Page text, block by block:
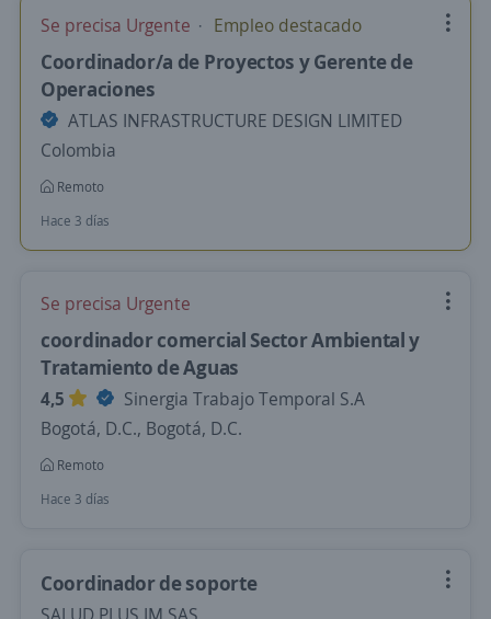
Se precisa Urgente Empleo destacado
Coordinador/a de Proyectos y Gerente de
Operaciones
ATLAS INFRASTRUCTURE DESIGN LIMITED
Colombia
Remoto
Hace 3 días
Se precisa Urgente
coordinador comercial Sector Ambiental y
Tratamiento de Aguas
4,5
Sinergia Trabajo Temporal S.A
Bogotá, D.C., Bogotá, D.C.
Remoto
Hace 3 días
Coordinador de soporte